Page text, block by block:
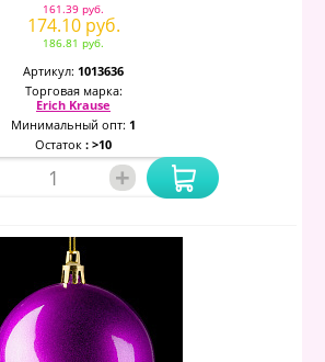
161.39 руб.
174.10 руб.
186.81 руб.
Артикул: 1013636
Торговая марка:
Erich Krause
Минимальный опт: 1
Остаток : >10
+